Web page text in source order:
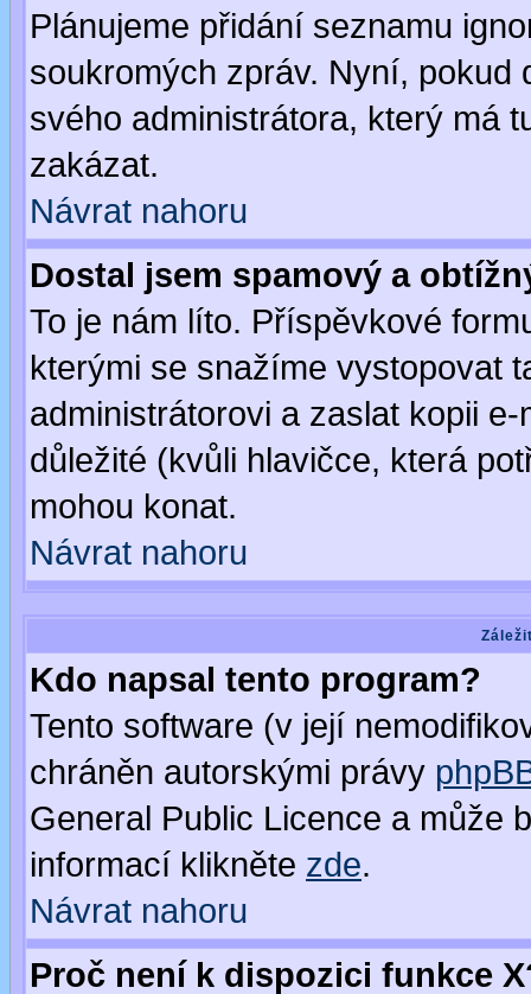
Plánujeme přidání seznamu
soukromých zpráv. Nyní, pokud
svého administrátora, který má
zakázat.
Návrat nahoru
Dostal jsem spamový a
To je nám líto. Příspěvkové
kterými se snažíme vystopovat
administrátorovi a zaslat kopii
důležité (kvůli hlavičce, která
mohou konat.
Návrat nahoru
Kdo napsal tento program?
Tento software (v její
chráněn autorskými právy
General Public Licence a může
informací klikněte zde.
Návrat nahoru
Proč není k dispozici funkce